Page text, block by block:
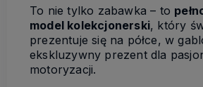
To nie tylko zabawka – to
model kolekcjonerski, który
prezentuje się na półce, w
ekskluzywny prezent dla
motoryzacji.